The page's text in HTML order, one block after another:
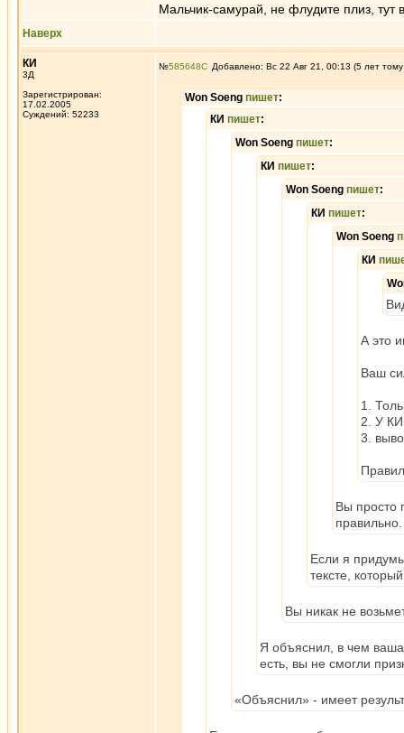
Мальчик-самурай, не флудите плиз, тут
Наверх
КИ
3Д
Зарегистрирован:
17.02.2005
Суждений: 52233
№585648 Добавлено: Вс 22 Авг 21, 00:13 (5 лет
Won Soeng пишет:
КИ пишет:
Won Soeng пишет:
КИ пишет:
Won Soeng пишет:
КИ пишет:
Won Soeng
КИ
А это
Ваш
1.
2. У КИ
3.
Вы просто
Если я
тексте,
Вы никак не
Я объяснил, в чем
есть, вы не смогли
«Объяснил» - имеет